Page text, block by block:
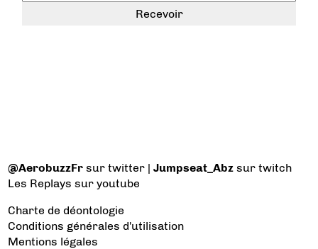
@AerobuzzFr sur twitter |Jumpseat_Abz sur twitch
Les Replays sur youtube
Charte de déontologie
Conditions générales d'utilisation
Mentions légales